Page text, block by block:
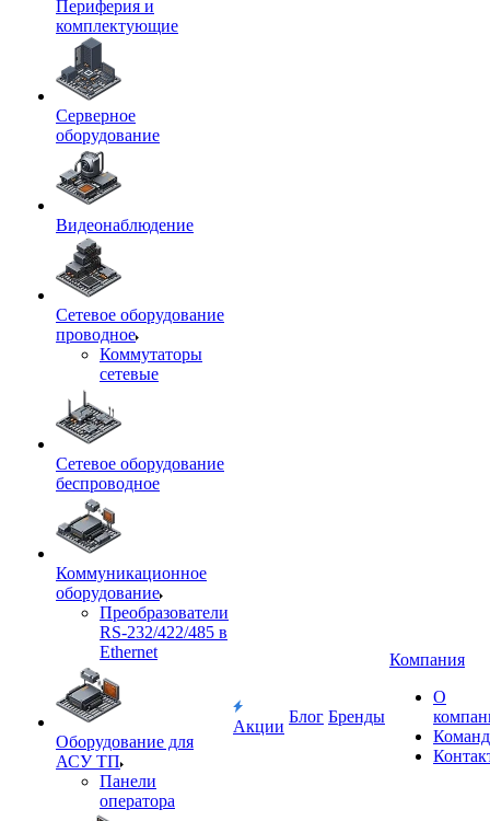
Периферия и
комплектующие
Серверное
оборудование
Видеонаблюдение
Сетевое оборудование
проводное
Коммутаторы
сетевые
Сетевое оборудование
беспроводное
Коммуникационное
оборудование
Преобразователи
RS-232/422/485 в
Ethernet
Оборудование для
АСУ ТП
Панели
оператора
Акции
Блог Бренды
Компания
О